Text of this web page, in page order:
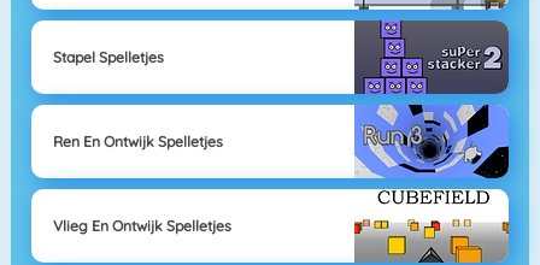
Stapel Spelletjes
Ren En Ontwijk Spelletjes
Vlieg En Ontwijk Spelletjes